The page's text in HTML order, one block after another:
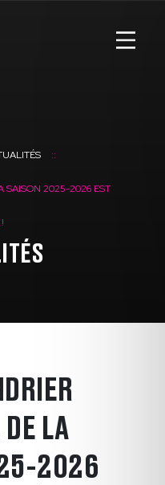
SAISON 2025-2026 EST
LA
2026